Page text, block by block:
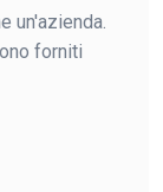
un'azienda.
forniti